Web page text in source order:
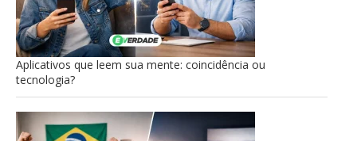
Aplicativos que leem sua mente: coincidência ou
tecnologia?